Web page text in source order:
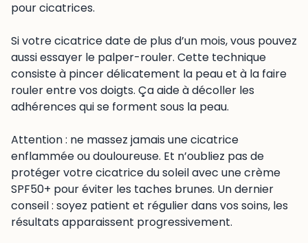
pour cicatrices.
Si votre cicatrice date de plus d’un mois, vous pouvez
aussi essayer le palper-rouler. Cette technique
consiste à pincer délicatement la peau et à la faire
rouler entre vos doigts. Ça aide à décoller les
adhérences qui se forment sous la peau.
Attention : ne massez jamais une cicatrice
enflammée ou douloureuse. Et n’oubliez pas de
protéger votre cicatrice du soleil avec une crème
SPF50+ pour éviter les taches brunes. Un dernier
conseil : soyez patient et régulier dans vos soins, les
résultats apparaissent progressivement.